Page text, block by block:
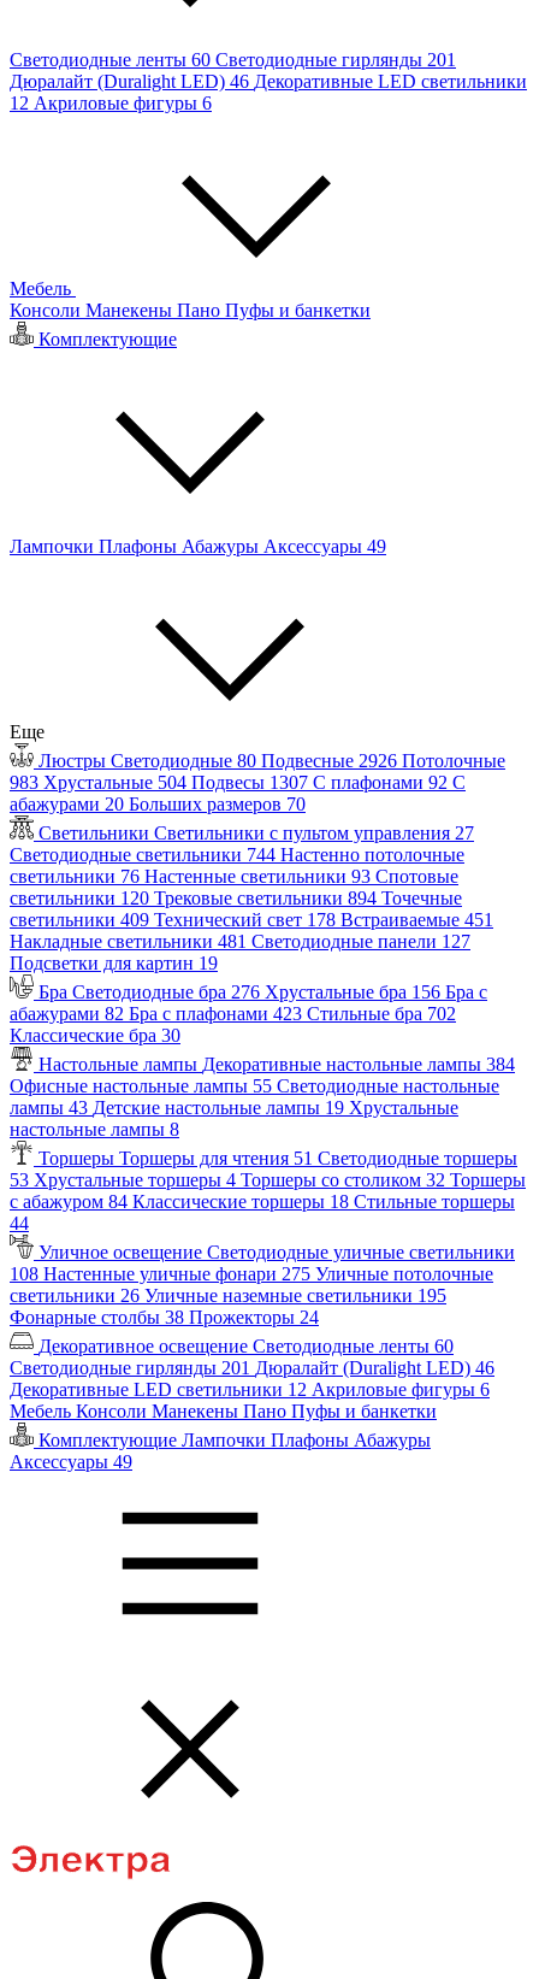
Светодиодные ленты 60 Светодиодные гирлянды 201
Дюралайт (Duralight LED) 46 Декоративные LED светильники
12 Акриловые фигуры 6
Мебель
Консоли Манекены Пано Пуфы и банкетки
Комплектующие
Лампочки Плафоны Абажуры Аксессуары 49
Еще
Люстры Светодиодные 80 Подвесные 2926 Потолочные
983 Хрустальные 504 Подвесы 1307 С плафонами 92 С
абажурами 20 Больших размеров 70
Светильники Светильники с пультом управления 27
Светодиодные светильники 744 Настенно потолочные
светильники 76 Настенные светильники 93 Спотовые
светильники 120 Трековые светильники 894 Точечные
светильники 409 Технический свет 178 Встраиваемые 451
Накладные светильники 481 Светодиодные панели 127
Подсветки для картин 19
Бра Светодиодные бра 276 Хрустальные бра 156 Бра с
абажурами 82 Бра с плафонами 423 Стильные бра 702
Классические бра 30
Настольные лампы Декоративные настольные лампы 384
Офисные настольные лампы 55 Светодиодные настольные
лампы 43 Детские настольные лампы 19 Хрустальные
настольные лампы 8
Торшеры Торшеры для чтения 51 Светодиодные торшеры
53 Хрустальные торшеры 4 Торшеры со столиком 32 Торшеры
с абажуром 84 Классические торшеры 18 Стильные торшеры
44
Уличное освещение Светодиодные уличные светильники
108 Настенные уличные фонари 275 Уличные потолочные
светильники 26 Уличные наземные светильники 195
Фонарные столбы 38 Прожекторы 24
Декоративное освещение Светодиодные ленты 60
Светодиодные гирлянды 201 Дюралайт (Duralight LED) 46
Декоративные LED светильники 12 Акриловые фигуры 6
Мебель Консоли Манекены Пано Пуфы и банкетки
Комплектующие Лампочки Плафоны Абажуры
Аксессуары 49